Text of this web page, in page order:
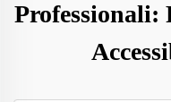
Professionali: